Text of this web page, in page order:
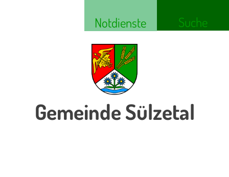
Notdienste Suche
Gemeinde Sülzetal